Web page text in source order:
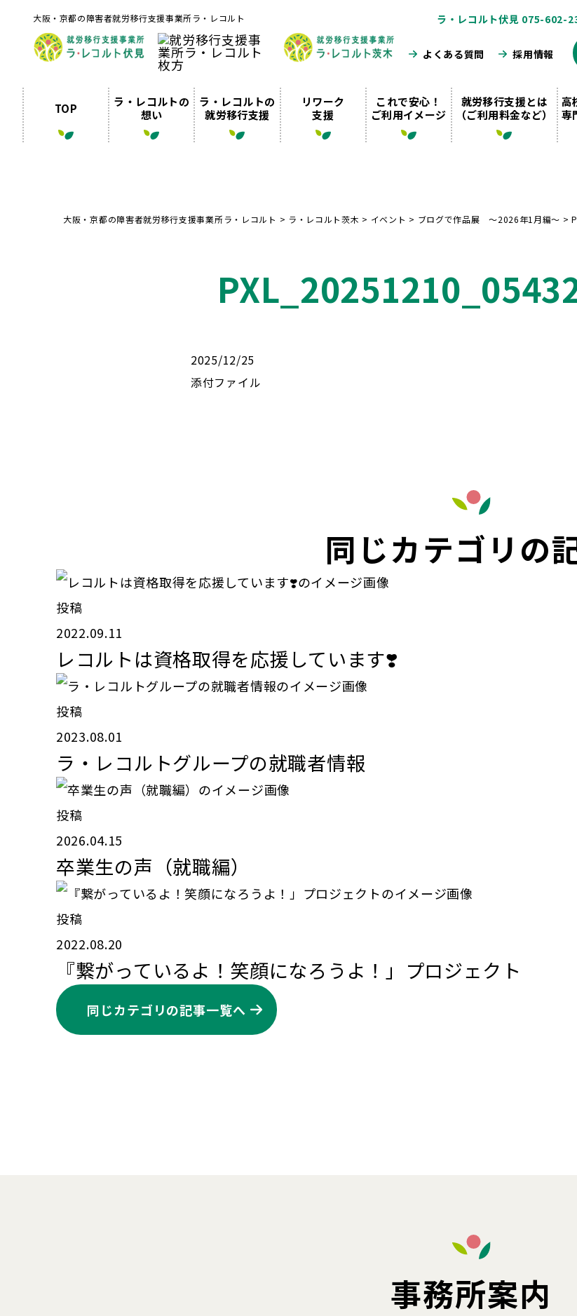
大阪・京都の障害者就労移行支援事業所ラ・レコルト ラ・レコルト伏見 075-602-
よくある質問 採用情報
TOP
ラ・レコルトの
想い
ラ・レコルトの
就労移行支援
リワーク
支援
これで安心！
ご利用イメージ
就労移行支援とは
（ご利用料金など）
高
専
大阪・京都の障害者就労移行支援事業所ラ・レコルト > ラ・レコルト茨木 > イベント > ブログで作品展 〜2026年1月編〜 >
2025/12/25
添付ファイル
同じカテゴリの
投稿
2022.09.11
レコルトは資格取得を応援しています❣️
投稿
2023.08.01
ラ・レコルトグループの就職者情報
投稿
2026.04.15
卒業生の声（就職編）
投稿
2022.08.20
『繋がっているよ！笑顔になろうよ！」プロジェクト
同じカテゴリの記事⼀覧へ
事務所案内